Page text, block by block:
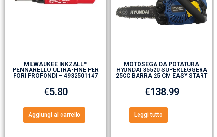
MILWAUKEE INKZALL™
PENNARELLO ULTRA-FINE PER
FORI PROFONDI – 4932501147
€5.80
Aggiungi al carrello
MOTOSEGA DA POTATURA
HYUNDAI 35520 SUPERLEGGERA
25CC BARRA 25 CM EASY START
€138.99
Leggi tutto